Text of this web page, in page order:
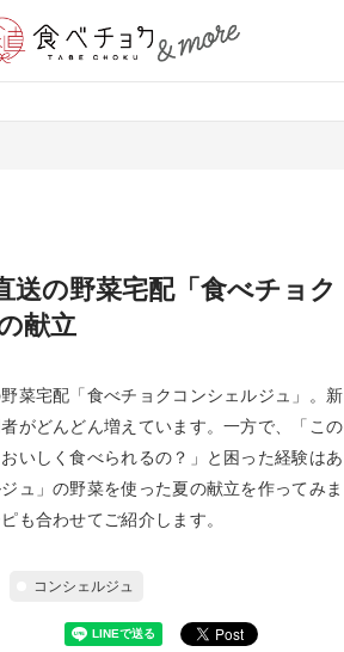
送の野菜宅配「食べチョク
献立
菜宅配「食べチョクコンシェルジュ」。新
がどんどん増えています。一方で、「この
いしく食べられるの？」と困った経験はあ
ュ」の野菜を使った夏の献立を作ってみま
も合わせてご紹介します。
コンシェルジュ